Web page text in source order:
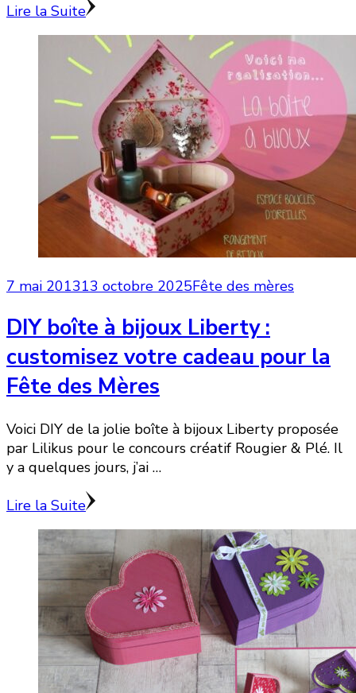
Lire la Suite
7 mai 201313 octobre 2025Fête des mères
DIY boîte à bijoux Liberty :
customisez votre cadeau pour la
Fête des Mères
Voici DIY de la jolie boîte à bijoux Liberty proposée
par Lilikus pour le concours créatif Rougier & Plé. Il
y a quelques jours, j’ai …
Lire la Suite